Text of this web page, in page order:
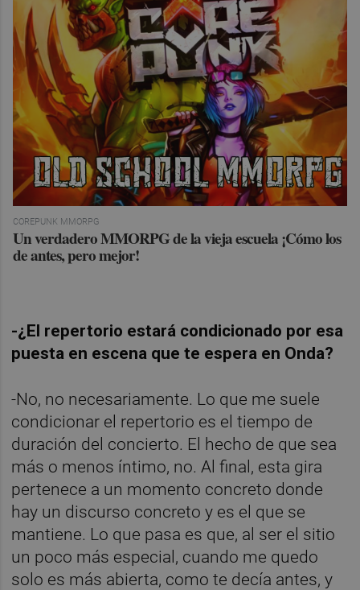
COREPUNK MMORPG
Un verdadero MMORPG de la vieja escuela ¡Cómo los
de antes, pero mejor!
-¿El repertorio estará condicionado por esa
puesta en escena que te espera en Onda?
-No, no necesariamente. Lo que me suele
condicionar el repertorio es el tiempo de
duración del concierto. El hecho de que sea
más o menos íntimo, no. Al final, esta gira
pertenece a un momento concreto donde
hay un discurso concreto y es el que se
mantiene. Lo que pasa es que, al ser el sitio
un poco más especial, cuando me quedo
solo es más abierta, como te decía antes, y